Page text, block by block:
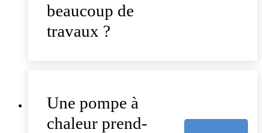
beaucoup de
travaux ?
Une pompe à
chaleur prend-